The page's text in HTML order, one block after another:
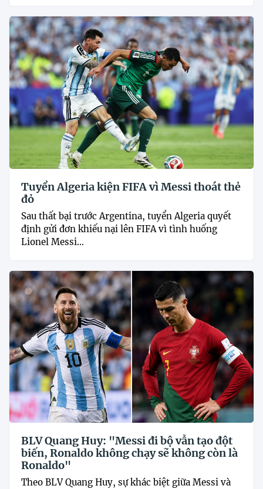
Tuyển Algeria kiện FIFA vì Messi thoát thẻ
đỏ
Sau thất bại trước Argentina, tuyển Algeria quyết
định gửi đơn khiếu nại lên FIFA vì tình huống
Lionel Messi...
BLV Quang Huy: "Messi đi bộ vẫn tạo đột
biến, Ronaldo không chạy sẽ không còn là
Ronaldo"
Theo BLV Quang Huy, sự khác biệt giữa Messi và